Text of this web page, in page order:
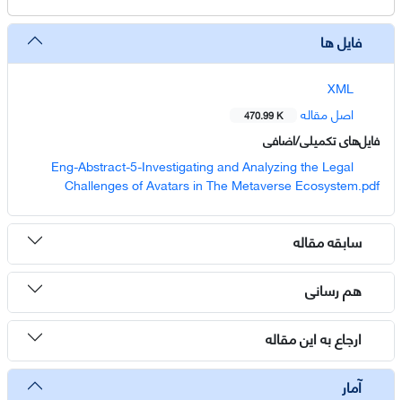
فایل ها
XML
اصل مقاله
470.99 K
فایل‌های تکمیلی/اضافی
Eng-Abstract-5-Investigating and Analyzing the Legal
Challenges of Avatars in The Metaverse Ecosystem.pdf
سابقه مقاله
هم رسانی
ارجاع به این مقاله
آمار